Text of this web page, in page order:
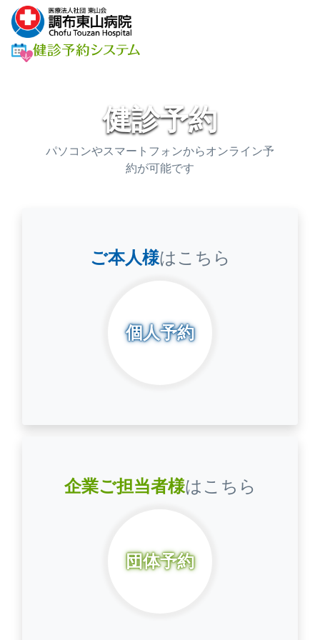
健診予約
パソコンやスマートフォンからオンライン予
約が可能です
ご本人様はこちら
個人予約
企業ご担当者様はこちら
団体予約